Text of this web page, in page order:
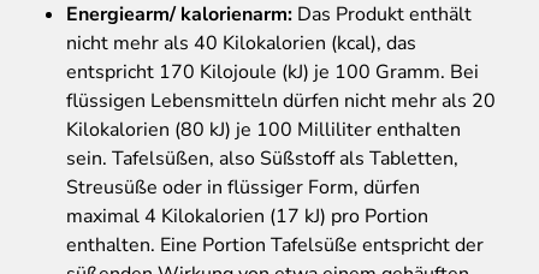
Energiearm/ kalorienarm: Das Produkt enthält
nicht mehr als 40 Kilokalorien (kcal), das
entspricht 170 Kilojoule (kJ) je 100 Gramm. Bei
flüssigen Lebensmitteln dürfen nicht mehr als 20
Kilokalorien (80 kJ) je 100 Milliliter enthalten
sein. Tafelsüßen, also Süßstoff als Tabletten,
Streusüße oder in flüssiger Form, dürfen
maximal 4 Kilokalorien (17 kJ) pro Portion
enthalten. Eine Portion Tafelsüße entspricht der